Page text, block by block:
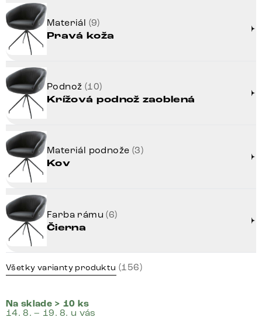
Materiál (9)
Pravá koža
Podnož (10)
Krížová podnož zaoblená
Materiál podnože (3)
Kov
Farba rámu(6)
Čierna
Všetky varianty produktu (156)
Na sklade > 10 ks
14. 8. – 19. 8. u vás